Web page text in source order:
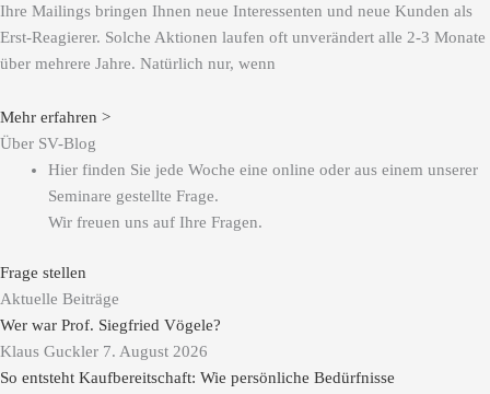
Ihre Mailings bringen Ihnen neue Interessenten und neue Kunden als
Erst-Reagierer. Solche Aktionen laufen oft unverändert alle 2-3 Monate
über mehrere Jahre. Natürlich nur, wenn
Mehr erfahren >
Über SV-Blog
Hier finden Sie jede Woche eine online oder aus einem unserer
Seminare gestellte Frage.
Wir freuen uns auf Ihre Fragen.
Frage stellen
Aktuelle Beiträge
Wer war Prof. Siegfried Vögele?
Klaus Guckler 7. August 2026
So entsteht Kaufbereitschaft: Wie persönliche Bedürfnisse